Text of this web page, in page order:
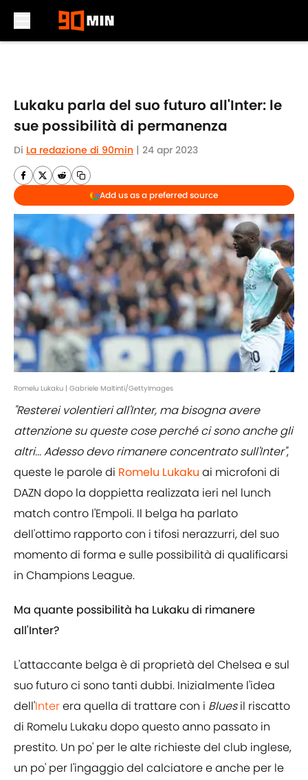
Lukaku parla del suo futuro all'Inter: le
sue possibilità di permanenza
Di La redazione di 90min | 24 apr 2023
Add us as a preferred source
Romelu Lukaku | Gabriele Maltinti/GettyImages
"Resterei volentieri all'Inter, ma bisogna avere
attenzione su queste cose perché ci sono anche gli
altri... Adesso devo rimanere concentrato sull'Inter",
queste le parole di Romelu Lukaku ai microfoni di
DAZN dopo la doppietta realizzata ieri nel lunch
match contro l'Empoli. Il belga ha parlato
dell'ottimo rapporto con i tifosi nerazzurri, del suo
momento di forma e sulle possibilità di qualificarsi
in Champions League.
Ma quante possibilità ha Lukaku di rimanere
all'Inter?
L'attaccante belga è di proprietà del Chelsea e sul
suo futuro ci sono tanti dubbi. Inizialmente l'idea
dell'Interera quella di trattare con i Bluesil riscatto
di Romelu Lukaku dopo questo anno passato in
prestito. Un po' per le alte richieste del club inglese,
un po' per l'ingaggio del calciatore e anche per le